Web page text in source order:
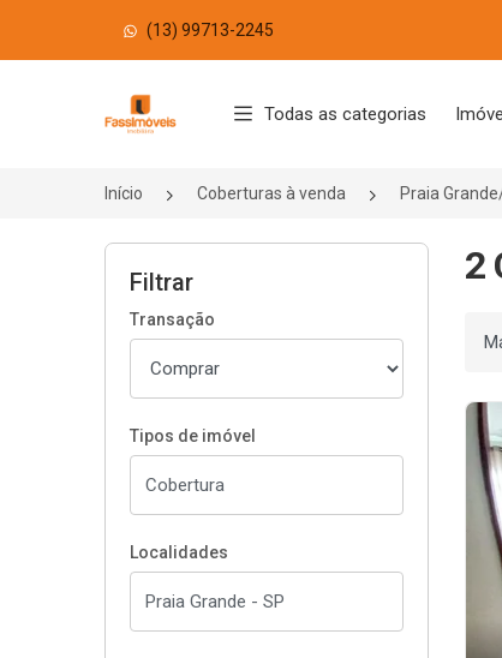
(13) 99713-2245
Página inicial
Todas as categorias
Início Coberturas à venda Praia
Filtrar
Transação
Tipos de imóvel
Localidades
2